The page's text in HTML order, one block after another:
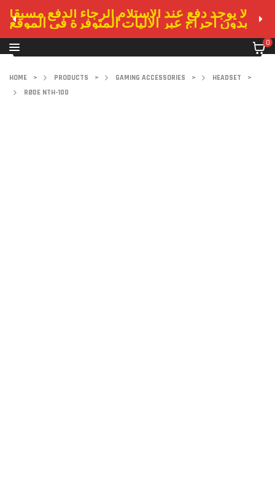
لا يوجد دفع عند الاستلام الرجاء الدفع مسبقا
بدون احراج عبر الاليات المتوفرة في الموقع
0
HOME > PRODUCTS > GAMING ACCESSORIES > HEADSET
>
RØDE NTH-100